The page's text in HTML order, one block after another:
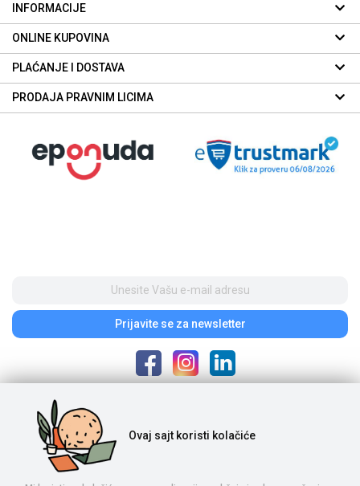
Prijavite se za newsletter
INFORMACIJE
ONLINE KUPOVINA
PLAĆANJE I DOSTAVA
PRODAJA PRAVNIM LICIMA
Poštovani posetioci, cene na našem sajtu iskazane su u dinarima. Porez je
uračunat u cenu. S obzirom na to da je u pitanju internet prodaja i da se
ponuda na sajtu ne ažurira u realnom vremenu, potrebno nam je vreme da
proverimo dostupnost naručene robe. Komercijalista će kontaktirati s
Ovaj sajt koristi kolačiće